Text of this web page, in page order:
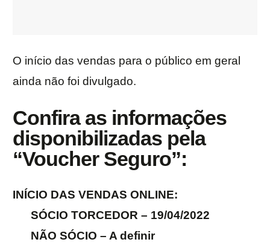
O início das vendas para o público em geral
ainda não foi divulgado.
Confira as informações
disponibilizadas pela
“Voucher Seguro”:
INÍCIO DAS VENDAS ONLINE:
SÓCIO TORCEDOR – 19/04/2022
NÃO SÓCIO – A definir